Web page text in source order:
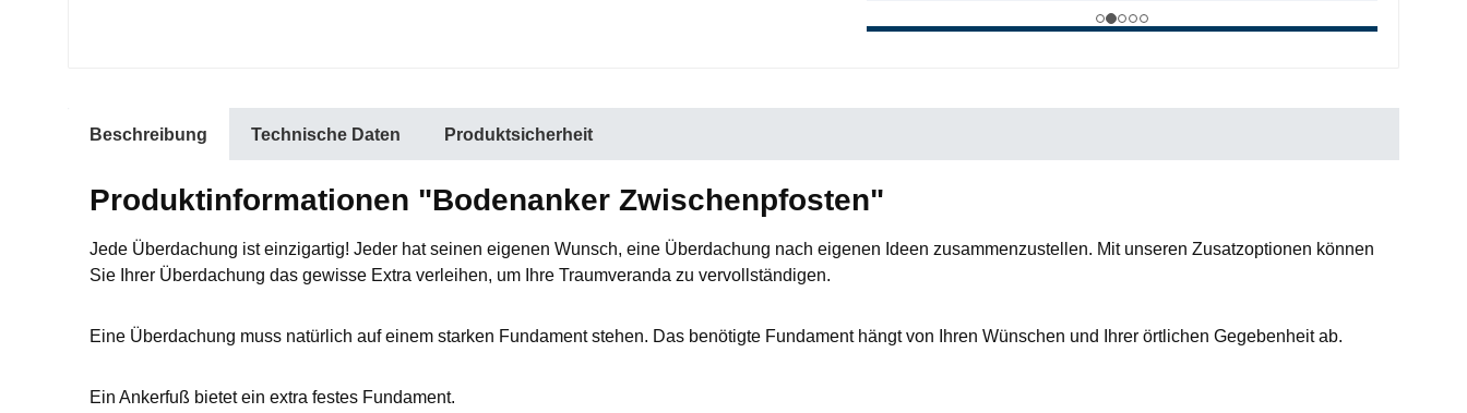
Beschreibung Technische Daten Produktsicherheit
Produktinformationen "Bodenanker Zwischenpfosten"
Jede Überdachung ist einzigartig! Jeder hat seinen eigenen Wunsch, eine Überdachung nach eigenen Ideen zusammenzustellen. Mit unseren Zusatzoptionen können
Sie Ihrer Überdachung das gewisse Extra verleihen, um Ihre Traumveranda zu vervollständigen.
Eine Überdachung muss natürlich auf einem starken Fundament stehen. Das benötigte Fundament hängt von Ihren Wünschen und Ihrer örtlichen Gegebenheit ab.
Ein Ankerfuß bietet ein extra festes Fundament.